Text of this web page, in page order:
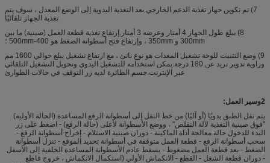
7) تم تكوين جهاز تغذية الدعم الخارجي.بعد التغذية اليدوية إلى الوضع المعدل ، سوف يتم
تغذية الجهاز تلقائيًا
8) يبلغ طول الجهاز 4 أمتار وعرضه 3 أمتار.إرتفاع تغذية قطعة العمل (صينية) ما بين
300mm و 350mm ، وإرتفاع فتح أسطوانة الضغط هو 400-500mm ؛
9) وضع التثبيت للوحة تشغيل المعدات هو نوع ناتئ ، مع ارتفاع تشغيل يبلغ حوالي 1600 مم
وزاوية تدوير تزيد عن 180 درجة.يمكن استخدامه للتشغيل اليدوي وتحويل التشغيل التلقائي
عبر الإنترنت.جسم الطائرة لديه زر التوقف في حالات الطوارئ
2وسير العمل:
يتم نقل الطبق يدويًا (أو آليًا) من خط النقل إلى أسطوانة الرفع المساعدة (الحالة الأولية)
"فوق صينية التغذية لآلة التقلص" ، ووضع الأسطوانة لأعلى (حالة الرفع) - اضغط على زر
البدء للدخول حالة معالجة أداة الماكينة - دوران صينية الاستلام - إخراج أسطوانة الرفع -
سحب أسطوانة الرفع - قطعة العمل متوقفة في أسطوانة تحديد الموقع - تنزل أسطوانة
الضغط - بعد قطعة العمل مضغوط - يسقط عادم الأسطوانة المساعدة الخلفية إلى الأسفل
- دوران قطعة الشغل - القطع - الانكماش الأولي (استكمال الانكماش ، خروج قاطع